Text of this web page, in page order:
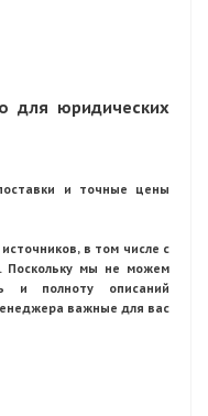
для юридических
и точные цены
в том числе с
Поскольку мы не можем
и полноту описаний
важные для вас